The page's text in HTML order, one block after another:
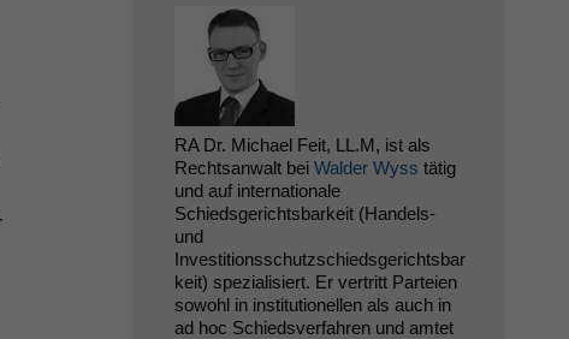
RA Dr. Michael Feit, LL.M, ist als
Rechtsanwalt bei Walder Wyss tätig
und auf internationale
Schiedsgerichtsbarkeit (Handels-
und
Investitionsschutzschiedsgerichtsbar
keit) spezialisiert. Er vertritt Parteien
sowohl in institutionellen als auch in
ad hoc Schiedsverfahren und amtet